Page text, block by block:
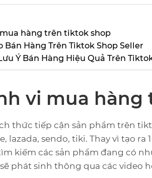
mua hàng trên tiktok shop
Bán Hàng Trên Tiktok Shop Seller
Ý Bán Hàng Hiệu Quả Trên
vi mua
thức tiếp cận sản phẩm trên
lazada, sendo, tiki. Thay vì tạo
kiếm các sản phẩm đang có
phát sinh thông qua các video